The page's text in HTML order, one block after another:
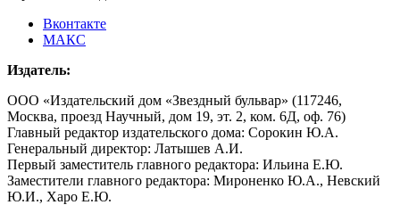
Вконтакте
МАКС
Издатель:
ООО «Издательский дом «Звездный бульвар» (117246,
Москва, проезд Научный, дом 19, эт. 2, ком. 6Д, оф. 76)
Главный редактор издательского дома: Сорокин Ю.А.
Генеральный директор: Латышев А.И.
Первый заместитель главного редактора: Ильина Е.Ю.
Заместители главного редактора: Мироненко Ю.А., Невский
Ю.И., Харо Е.Ю.